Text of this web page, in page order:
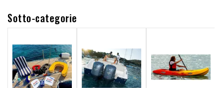
Sotto-categorie